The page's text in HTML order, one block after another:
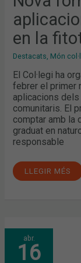
en la
Destacats Món
El Col·legi ha
febrer el primer
aplicacions
comunitaris. El
comptar amb la
graduat en
responsable
LLEGIR MÉS
abr.
16
CIRCULAR
JA
DISPONIBLE